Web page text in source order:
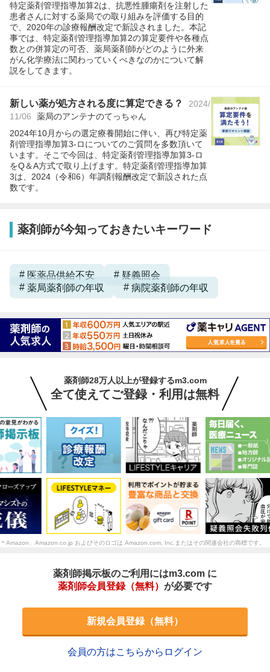
特定薬剤管理指導加算2は、抗悪性腫瘍剤を注射した
患者さんに対する薬局での取り組みを評価する目的
で、2020年の診療報酬改定で新設されました。本記
事では、特定薬剤管理指導加算2の算定要件や各種点
数との併算定の可否、薬局薬剤師がどのように外来
がん化学療法に関わっていくべきなのかについて解
説をしてきます。
新しい薬が処方される度に算定できる？
2024/
11/06
薬局のアンテナのてっちゃん
2024年10月からの選定療養開始に伴い、再び特定薬
剤管理指導加算3-ロについてのご質問を多数頂いて
います。そこで今回は、特定薬剤管理指導加算3-ロ
をQ＆A方式で取り上げます。特定薬剤管理指導加算
3は、2024（令和6）年調剤報酬改定で新設された点
数です。
薬剤師が今知っておきたいキーワード
医薬品供給不安
疑義照会
薬局薬剤師の年収
病院薬剤師の年収
薬剤師28万人以上が登録するm3.com
全て使えてご登録・利用は無料
＊Amazon、Amazon.co.jp およびそのロゴは Amazon.com, Inc.またはその関連会社の商標です。
薬剤師掲示板のご利用にはm3.com に
薬剤師会員登録（無料） が必要です
新規会員登録（無料）
会員の方はこちらからログイン